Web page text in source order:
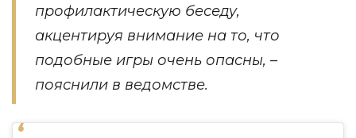
профилактическую беседу,
акцентируя внимание на то, что
подобные игры очень опасны, –
пояснили в ведомстве.